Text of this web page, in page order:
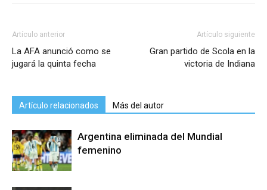
Artículo anterior
La AFA anunció como se
jugará la quinta fecha
Artículo siguiente
Gran partido de Scola en la
victoria de Indiana
Artículo relacionados Más del autor
Argentina eliminada del Mundial
femenino